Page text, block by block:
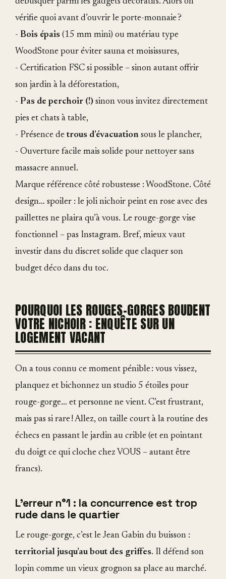
vérifie quoi avant d’ouvrir le porte-monnaie ?
- Bois épais (15 mm mini) ou matériau type
WoodStone pour éviter sauna et moisissures,
- Certification FSC si possible – sinon autant offrir
son jardin à la déforestation,
- Pas de perchoir (!) sinon vous invitez directement
pies et chats à table,
- Présence de trous d’évacuation sous le plancher,
- Ouverture facile mais solide pour nettoyer sans
massacre annuel.
Marque référence côté robustesse : WoodStone. Côté
design… spoiler : le joli nichoir peint en rose avec des
paillettes ne plaira qu’à vous. Le rouge-gorge vise
fonctionnel – pas Instagram. Bref, mieux vaut
investir dans du discret solide que claquer son
budget déco dans du toc.
POURQUOI LES ROUGES-GORGES BOUDENT
VOTRE NICHOIR : ENQUÊTE SUR UN
LOGEMENT VACANT
On a tous connu ce moment pénible : vous vissez,
planquez et bichonnez un studio 5 étoiles pour
rouge-gorge… et personne ne vient. C’est frustrant,
mais pas si rare ! Allez, on taille court à la routine des
échecs en passant le jardin au crible (et en pointant
du doigt ce qui cloche chez VOUS – autant être
francs).
L'erreur n°1 : la concurrence est trop
rude dans le quartier
Le rouge-gorge, c’est le Jean Gabin du buisson :
territorial jusqu’au bout des griffes. Il défend son
lopin comme un vieux grognon sa place au marché.